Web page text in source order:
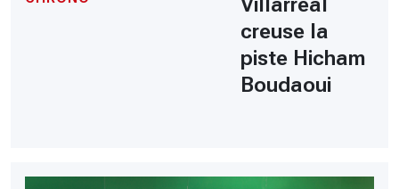
creuse la
piste Hicham
Boudaoui